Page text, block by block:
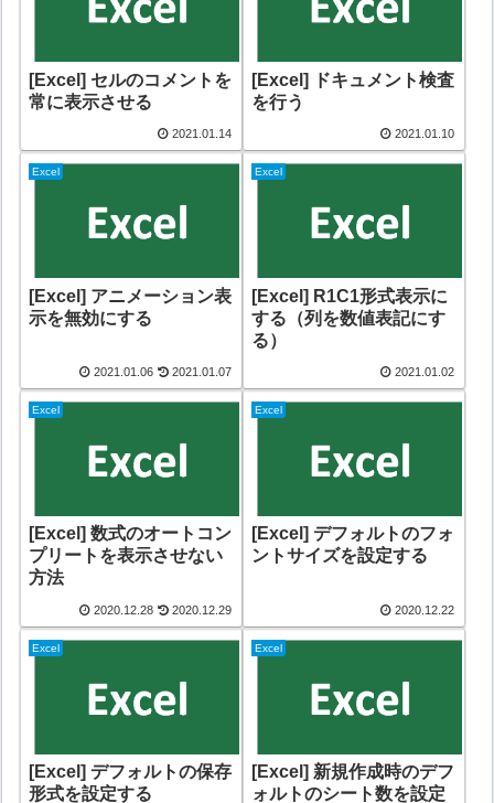
[Excel] セルのコメントを
常に表示させる
2021.01.14
[Excel] ドキュメント検査
を行う
2021.01.10
Excel
[Excel] アニメーション表
示を無効にする
2021.01.06 2021.01.07
Excel
[Excel] R1C1形式表示に
する（列を数値表記にす
る）
2021.01.02
Excel
[Excel] 数式のオートコン
プリートを表示させない
方法
2020.12.28 2020.12.29
Excel
[Excel] デフォルトのフォ
ントサイズを設定する
2020.12.22
Excel
[Excel] デフォルトの保存
形式を設定する
Excel
[Excel] 新規作成時のデフ
ォルトのシート数を設定